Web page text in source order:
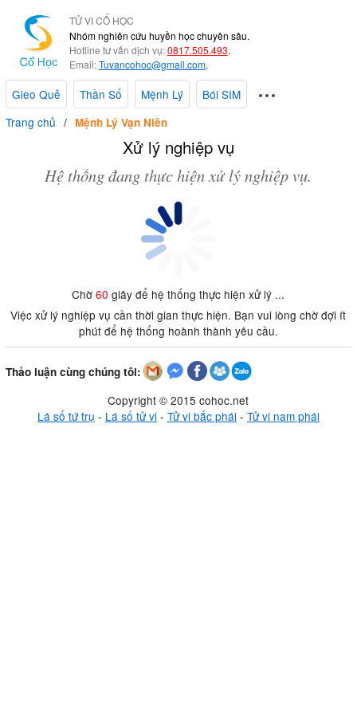
TỬ VI CỔ HỌC
Nhóm nghiên cứu huyền học chuyên sâu.
Hotline tư vấn dịch vụ:0817.505.493.
Email:Tuvancohoc@gmail.com.
Gieo Quẻ Thần Số Mệnh Lý
Bói SIM
Trang chủ
Mệnh Lý Vạn Niên
Xử lý nghiệp vụ
Hệ thống đang thực hiện xử lý nghiệp vụ.
Chờ60 giây để hệ thống thực hiện xử lý ...
Việc xử lý nghiệp vụ cần thời gian thực hiện. Bạn vui lòng chờ đợi ít
phút để hệ thống hoành thành yêu cầu.
Thảo luận cùng chúng tôi:
Copyright © 2015 cohoc.net
Lá số tứ trụ - Lá số tử vi- Tử vi bắc phái- Tử vi nam phái